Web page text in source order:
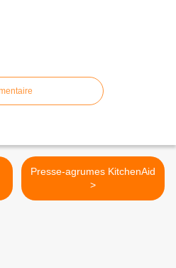
Presse-agrumes KitchenAid
>